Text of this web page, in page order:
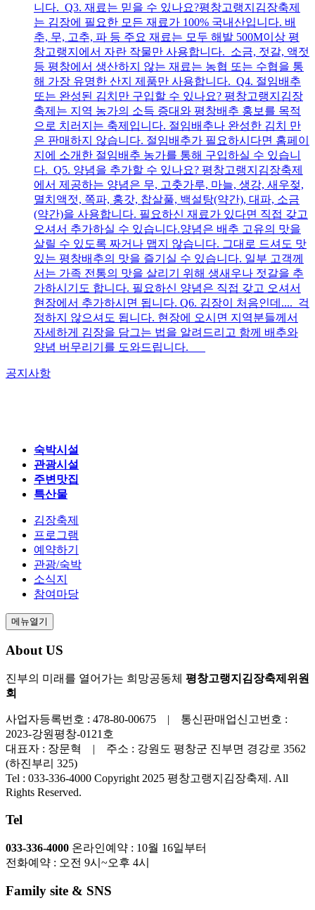
니다. Q3. 재료는 믿을 수 있나요?평창고랭지김장축제
는 김장에 필요한 모든 재료가 100% 국내산입니다. 배
추, 무, 고추, 파 등 주요 재료는 모두 해발 500M이상 평
창고랭지에서 자란 작물만 사용합니다. 소금, 젓갈, 액젓
등 평창에서 생산하지 않는 재료는 농협 또는 수협을 통
해 가장 유명한 산지 제품만 사용합니다. Q4. 절임배추
또는 완성된 김치만 구입할 수 있나요? 평창고랭지김장
축제는 지역 농가의 소득 증대와 평창배추 홍보를 목적
으로 치러지는 축제입니다. 절임배추나 완성한 김치 만
은 판매하지 않습니다. 절임배추가 필요하시다면 홈페이
지에 소개한 절임배추 농가를 통해 구입하실 수 있습니
다. Q5. 양념을 추가할 수 있나요? 평창고랭지김장축제
에서 제공하는 양념은 무, 고춧가루, 마늘, 생강, 새우젖,
멸치액젓, 쪽파, 홍갓, 찹살풀, 백설탕(약간), 대파, 소금
(약간)을 사용합니다. 필요하신 재료가 있다면 직접 갖고
오셔서 추가하실 수 있습니다.양념은 배추 고유의 맛을
살릴 수 있도록 짜거나 맵지 않습니다. 그대로 드셔도 맛
있는 평창배추의 맛을 즐기실 수 있습니다. 일부 고객께
서는 가족 전통의 맛을 살리기 위해 생새우나 젓갈을 추
가하시기도 합니다. 필요하신 양념은 직접 갖고 오셔서
현장에서 추가하시면 됩니다. Q6. 김장이 처음인데.... 걱
정하지 않으셔도 됩니다. 현장에 오시면 지역분들께서
자세하게 김장을 담그는 법을 알려드리고 함께 배추와
양념 버무리기를 도와드립니다.
공지사항
숙박시설
관광시설
주변맛집
특산물
김장축제
프로그램
예약하기
관광/숙박
소식지
참여마당
메뉴열기
About US
진부의 미래를 열어가는 희망공동체 평창고랭지김장축제위원
회
사업자등록번호 : 478-80-00675 | 통신판매업신고번호 :
2023-강원평창-0121호
대표자 : 장문혁 | 주소 : 강원도 평창군 진부면 경강로 3562
(하진부리 325)
Tel : 033-336-4000 Copyright 2025 평창고랭지김장축제. All
Rights Reserved.
Tel
033-336-4000 온라인예약 : 10월 16일부터
전화예약 : 오전 9시~오후 4시
Family site & SNS